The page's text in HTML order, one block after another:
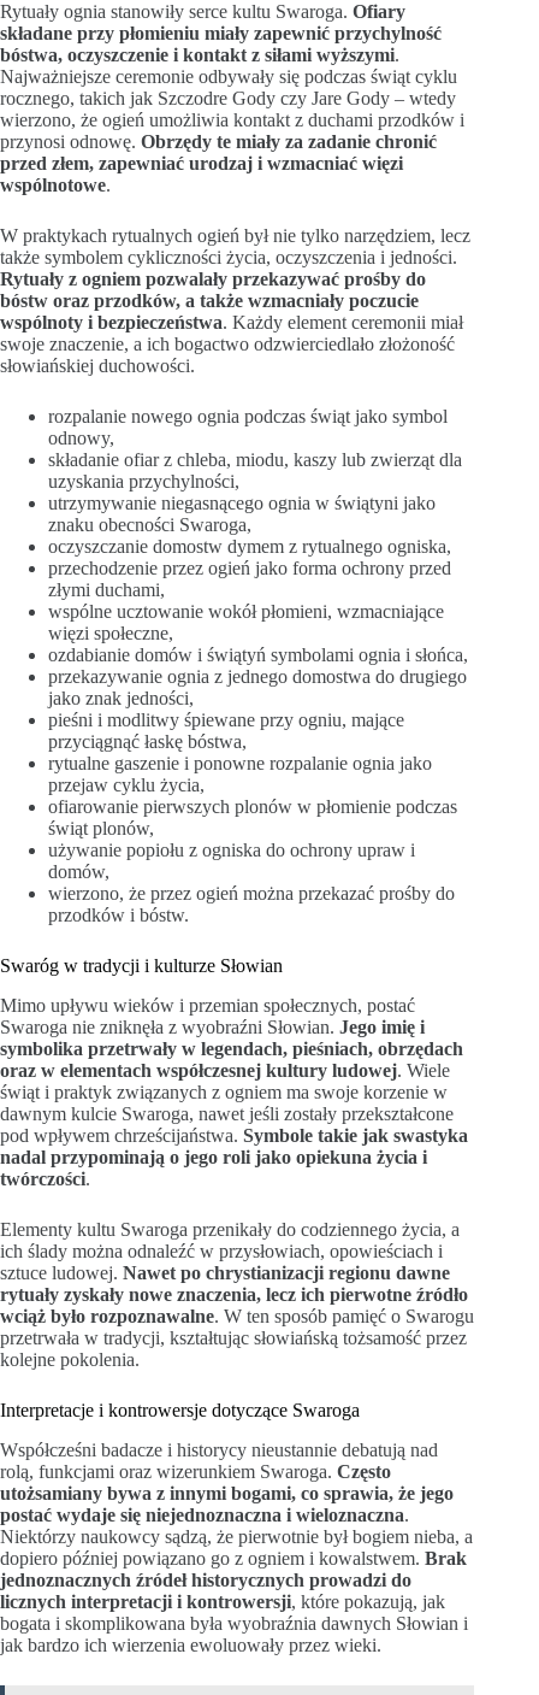
Rytuały ognia stanowiły serce kultu Swaroga. Ofiary
składane przy płomieniu miały zapewnić przychylność
bóstwa, oczyszczenie i kontakt z siłami wyższymi.
Najważniejsze ceremonie odbywały się podczas świąt cyklu
rocznego, takich jak Szczodre Gody czy Jare Gody – wtedy
wierzono, że ogień umożliwia kontakt z duchami przodków i
przynosi odnowę. Obrzędy te miały za zadanie chronić
przed złem, zapewniać urodzaj i wzmacniać więzi
wspólnotowe.
W praktykach rytualnych ogień był nie tylko narzędziem, lecz
także symbolem cykliczności życia, oczyszczenia i jedności.
Rytuały z ogniem pozwalały przekazywać prośby do
bóstw oraz przodków, a także wzmacniały poczucie
wspólnoty i bezpieczeństwa. Każdy element ceremonii miał
swoje znaczenie, a ich bogactwo odzwierciedlało złożoność
słowiańskiej duchowości.
rozpalanie nowego ognia podczas świąt jako symbol
odnowy,
składanie ofiar z chleba, miodu, kaszy lub zwierząt dla
uzyskania przychylności,
utrzymywanie niegasnącego ognia w świątyni jako
znaku obecności Swaroga,
oczyszczanie domostw dymem z rytualnego ogniska,
przechodzenie przez ogień jako forma ochrony przed
złymi duchami,
wspólne ucztowanie wokół płomieni, wzmacniające
więzi społeczne,
ozdabianie domów i świątyń symbolami ognia i słońca,
przekazywanie ognia z jednego domostwa do drugiego
jako znak jedności,
pieśni i modlitwy śpiewane przy ogniu, mające
przyciągnąć łaskę bóstwa,
rytualne gaszenie i ponowne rozpalanie ognia jako
przejaw cyklu życia,
ofiarowanie pierwszych plonów w płomienie podczas
świąt plonów,
używanie popiołu z ogniska do ochrony upraw i
domów,
wierzono, że przez ogień można przekazać prośby do
przodków i bóstw.
Swaróg w tradycji i kulturze Słowian
Mimo upływu wieków i przemian społecznych, postać
Swaroga nie zniknęła z wyobraźni Słowian. Jego imię i
symbolika przetrwały w legendach, pieśniach, obrzędach
oraz w elementach współczesnej kultury ludowej. Wiele
świąt i praktyk związanych z ogniem ma swoje korzenie w
dawnym kulcie Swaroga, nawet jeśli zostały przekształcone
pod wpływem chrześcijaństwa. Symbole takie jak swastyka
nadal przypominają o jego roli jako opiekuna życia i
twórczości.
Elementy kultu Swaroga przenikały do codziennego życia, a
ich ślady można odnaleźć w przysłowiach, opowieściach i
sztuce ludowej. Nawet po chrystianizacji regionu dawne
rytuały zyskały nowe znaczenia, lecz ich pierwotne źródło
wciąż było rozpoznawalne. W ten sposób pamięć o Swarogu
przetrwała w tradycji, kształtując słowiańską tożsamość przez
kolejne pokolenia.
Interpretacje i kontrowersje dotyczące Swaroga
Współcześni badacze i historycy nieustannie debatują nad
rolą, funkcjami oraz wizerunkiem Swaroga. Często
utożsamiany bywa z innymi bogami, co sprawia, że jego
postać wydaje się niejednoznaczna i wieloznaczna.
Niektórzy naukowcy sądzą, że pierwotnie był bogiem nieba, a
dopiero później powiązano go z ogniem i kowalstwem. Brak
jednoznacznych źródeł historycznych prowadzi do
licznych interpretacji i kontrowersji, które pokazują, jak
bogata i skomplikowana była wyobraźnia dawnych Słowian i
jak bardzo ich wierzenia ewoluowały przez wieki.